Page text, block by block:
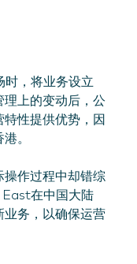
，将业务设立
理上的变动后，公
性提供优势，因
。
操作过程中却错综
在中国大陆
业务，以确保运营